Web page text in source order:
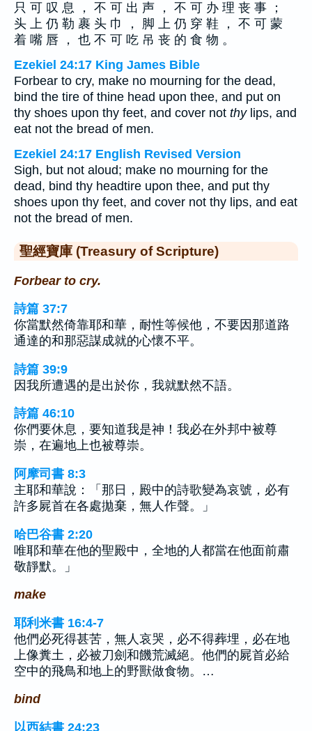
只 可 叹 息 ， 不 可 出 声 ， 不 可 办 理 丧 事 ；
头 上 仍 勒 裹 头 巾 ， 脚 上 仍 穿 鞋 ， 不 可 蒙
着 嘴 唇 ， 也 不 可 吃 吊 丧 的 食 物 。
Ezekiel 24:17 King James Bible
Forbear to cry, make no mourning for the dead,
bind the tire of thine head upon thee, and put on
thy shoes upon thy feet, and cover not thylips, and
eat not the bread of men.
Ezekiel 24:17 English Revised Version
Sigh, but not aloud; make no mourning for the
dead, bind thy headtire upon thee, and put thy
shoes upon thy feet, and cover not thy lips, and eat
not the bread of men.
聖經寶庫 (Treasury of Scripture)
Forbear to cry.
詩篇 37:7
你當默然倚靠耶和華，耐性等候他，不要因那道路
通達的和那惡謀成就的心懷不平。
詩篇 39:9
因我所遭遇的是出於你，我就默然不語。
詩篇 46:10
你們要休息，要知道我是神！我必在外邦中被尊
崇，在遍地上也被尊崇。
阿摩司書 8:3
主耶和華說：「那日，殿中的詩歌變為哀號，必有
許多屍首在各處拋棄，無人作聲。」
哈巴谷書 2:20
唯耶和華在他的聖殿中，全地的人都當在他面前肅
敬靜默。」
make
耶利米書 16:4-7
他們必死得甚苦，無人哀哭，必不得葬埋，必在地
上像糞土，必被刀劍和饑荒滅絕。他們的屍首必給
空中的飛鳥和地上的野獸做食物。…
bind
以西結書 24:23